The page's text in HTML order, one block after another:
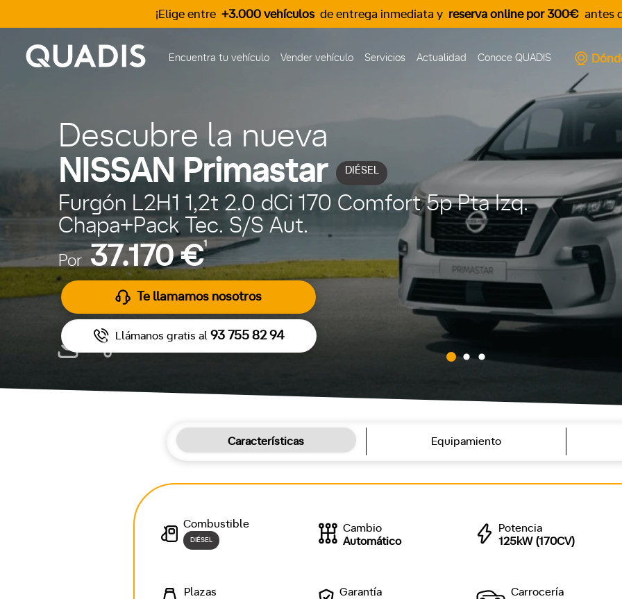
¡Elige entre +3.000 vehículos de entrega inmediata y reserva online por 300€ antes
Encuentra tu vehículo Vender vehículo Servicios Actualidad Conoce QUADIS
Descubre la nueva
NISSAN Primastar
DIÉSEL
Furgón L2H1 1,2t 2.0 dCi 170 Comfort 5p Pta Izq.
Chapa+Pack Tec. S/S Aut.
Por 37.170 €1
Te llamamos nosotros
Llámanos gratis al 93 755 82 94
Características Equipamiento
Combustible
DIÉSEL
Cambio
Automático
Potencia
125kW (170CV)
Plazas
Garantía
Carrocería